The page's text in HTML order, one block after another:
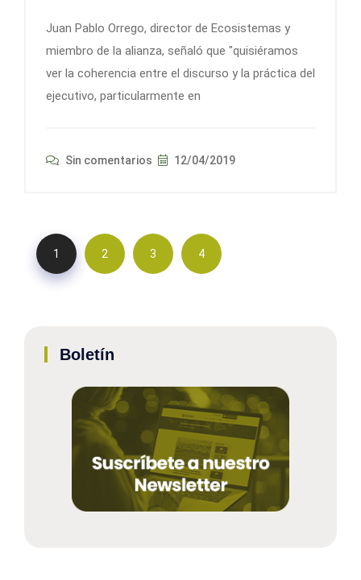
Juan Pablo Orrego, director de Ecosistemas y
miembro de la alianza, señaló que "quisiéramos
ver la coherencia entre el discurso y la práctica del
ejecutivo, particularmente en
Sin comentarios 12/04/2019
1 2 3 4
Boletín